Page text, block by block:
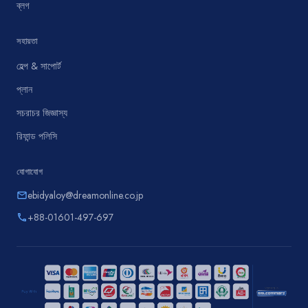
ব্লগ
সহায়তা
হেল্প & সাপোর্ট
প্লান
সচরাচর জিজ্ঞাস্য
রিফান্ড পলিসি
যোগাযোগ
emailebidyaloy@dreamonline.co.jp
phone+88-01601-497-697